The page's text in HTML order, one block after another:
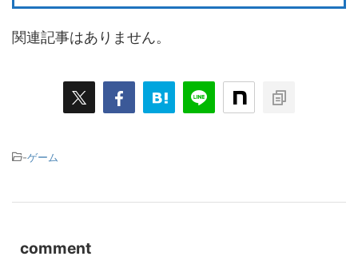
関連記事はありません。
-ゲーム
comment